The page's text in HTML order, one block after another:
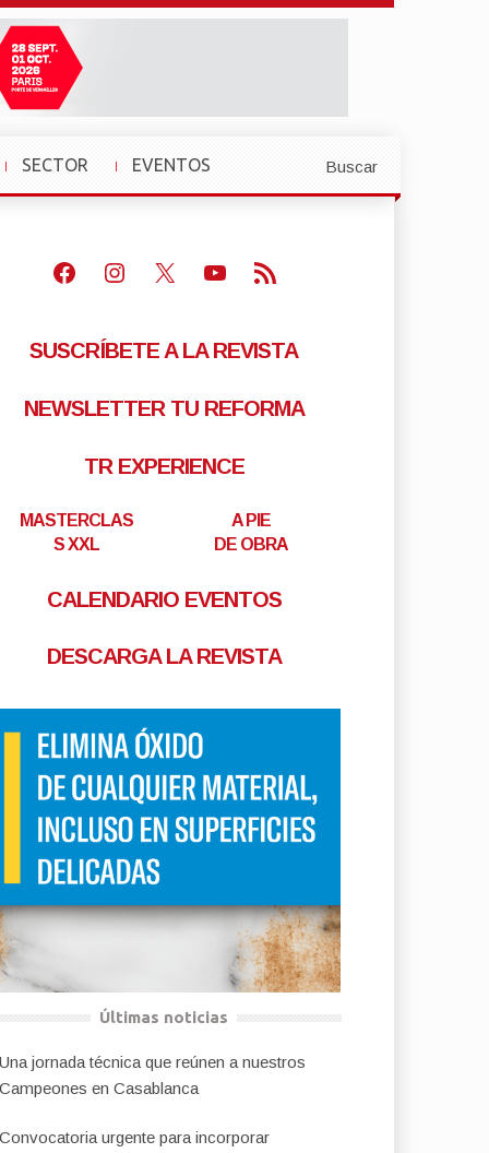
SECTOR
»
EVENTOS
»
Buscar
Facebook
Instagram
X Youtube
Feed RSS
SUSCRÍBETE A LA REVISTA
NEWSLETTER TU REFORMA
TR EXPERIENCE
MASTERCLAS
S XXL
A PIE
DE OBRA
CALENDARIO EVENTOS
DESCARGA LA REVISTA
Últimas noticias
Una jornada técnica que reúnen a nuestros
Campeones en Casablanca
Convocatoria urgente para incorporar